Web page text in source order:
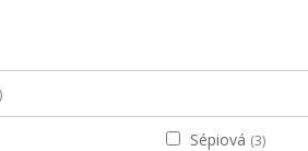
Sépiová (3)